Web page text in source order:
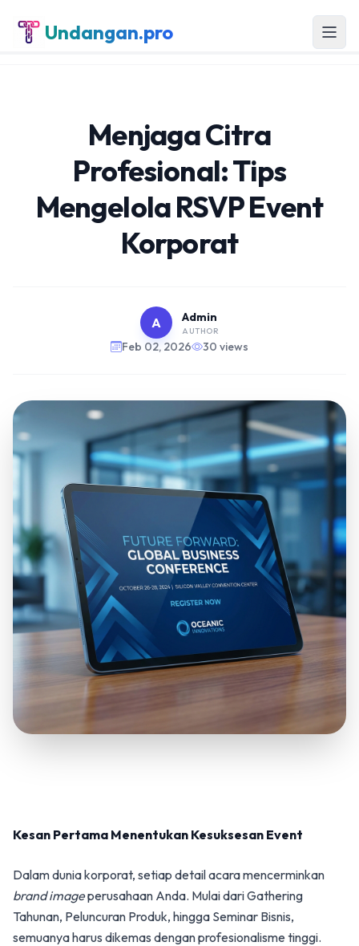
Undangan.pro
Menjaga Citra
Profesional: Tips
Mengelola RSVP Event
Korporat
A Admin
AUTHOR
Feb 02, 2026 30 views
Kesan Pertama Menentukan Kesuksesan Event
Dalam dunia korporat, setiap detail acara mencerminkan
brand imageperusahaan Anda. Mulai dari Gathering
Tahunan, Peluncuran Produk, hingga Seminar Bisnis,
semuanya harus dikemas dengan profesionalisme tinggi.